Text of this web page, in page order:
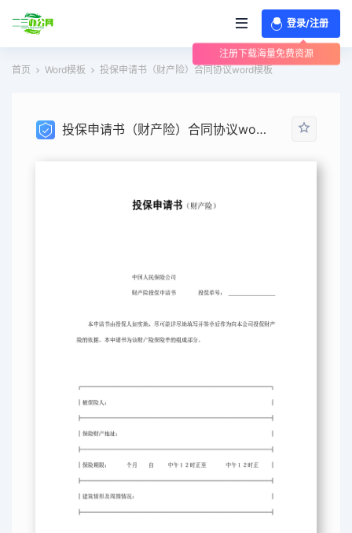
登录/注册
注册下载海量免费资源
首页
Word模板 投保申请书（财产险）合同协议word模板
投保申请书（财产险）合同协议word模板